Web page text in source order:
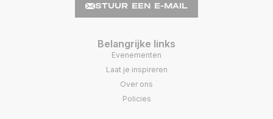
STUUR EEN E-MAIL
Belangrijke links
Evenementen
Laat je inspireren
Over ons
Policies